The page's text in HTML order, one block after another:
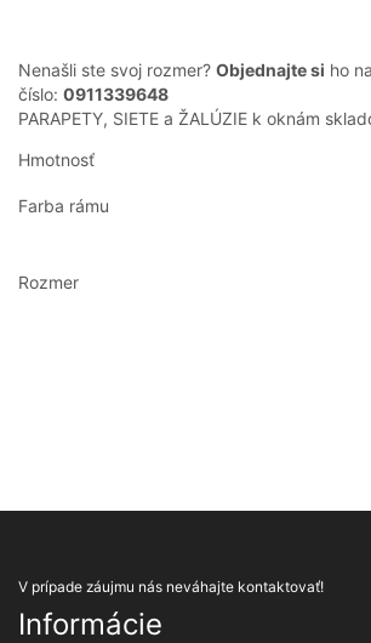
Nenašli ste svoj rozmer? Objednajte si ho
číslo: 0911339648
PARAPETY, SIETE a ŽALÚZIE k oknám
Hmotnosť
Farba rámu
Rozmer
V prípade záujmu nás neváhajte kontaktovať!
Informácie